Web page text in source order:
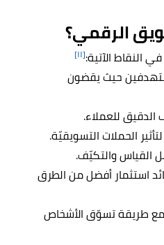
الرقمي؟
النقاط الآتية:[١١]
حيث يقضون
للعملاء.
الحملات التسويقيّة.
القياس والتكيّف.
استثمار أفضل من الطرق
طريقة تسوّق الأشخاص